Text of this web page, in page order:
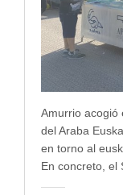
Amurrio acogió
del Araba
en torno al
En concreto,